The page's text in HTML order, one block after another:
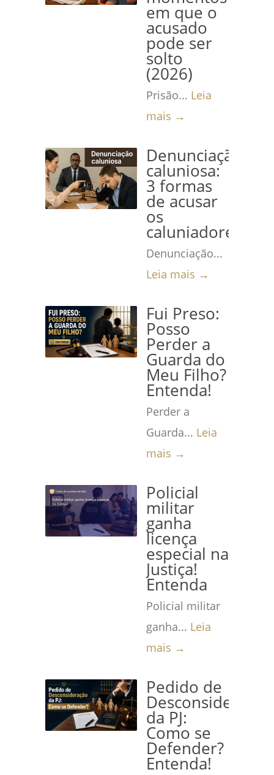
em que o
acusado
pode ser
solto
(2026)
Prisão... Leia
mais →
Denunciação
caluniosa:
3 formas
de acusar
os
caluniadores
Denunciação...
Leia mais →
Fui Preso:
Posso
Perder a
Guarda do
Meu Filho?
Entenda!
Perder a
Guarda... Leia
mais →
Policial
militar
ganha
licença
especial na
Justiça!
Entenda
Policial militar
ganha... Leia
mais →
Pedido de
Desconsideração
da PJ:
Como se
Defender?
Entenda!